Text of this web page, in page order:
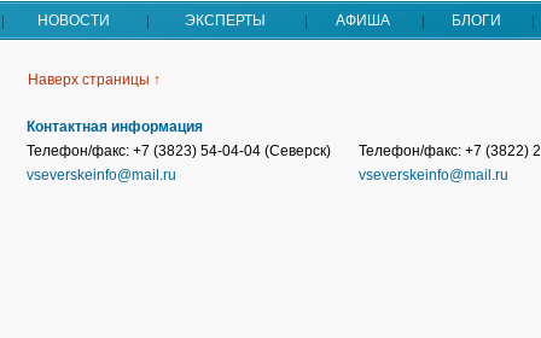
НОВОСТИ ЭКСПЕРТЫ АФИША БЛОГИ
Наверх страницы ↑
Контактная информация
Телефон/факс: +7 (3823) 54-04-04 (Северск)
vseverskeinfo@mail.ru
Телефон/факс: +7 (3822)
vseverskeinfo@mail.ru